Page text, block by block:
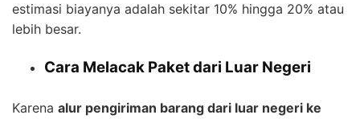
estimasi biayanya adalah sekitar 10% hingga 20% atau
lebih besar.
Cara Melacak Paket dari Luar Negeri
Karena alur pengiriman barang dari luar negeri ke